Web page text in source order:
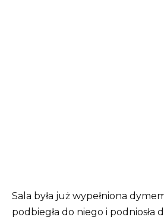
Sala była już wypełniona
podbiegła do niego i podniosła